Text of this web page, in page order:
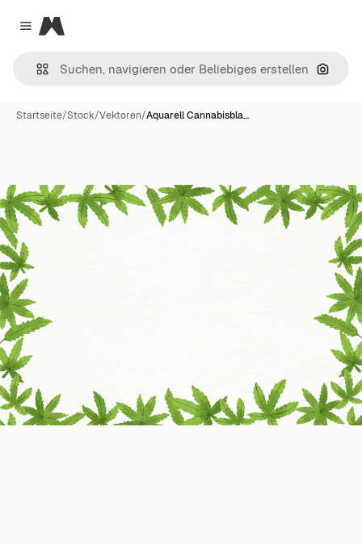
Close menu
Magnific
Nach
Startseite/Stock/Vektoren/Aquarell Cannabisbla…